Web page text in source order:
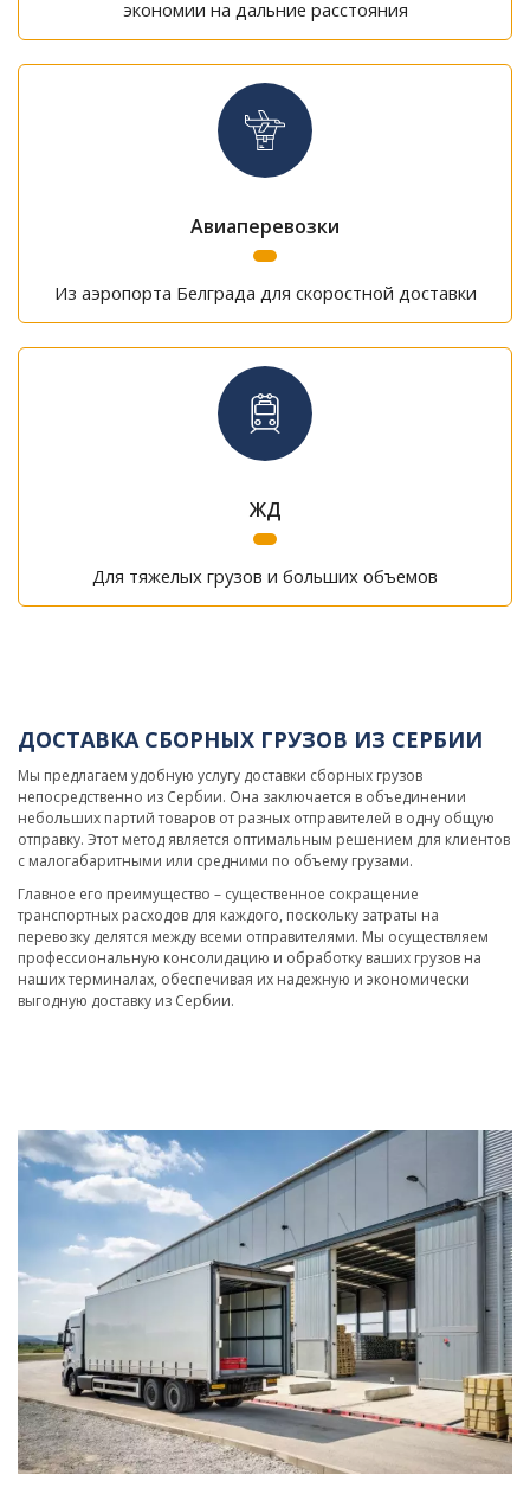
экономии на дальние расстояния
Авиаперевозки
Из аэропорта Белграда для скоростной доставки
ЖД
Для тяжелых грузов и больших объемов
ДОСТАВКА СБОРНЫХ ГРУЗОВ ИЗ СЕРБИИ
Мы предлагаем удобную услугу доставки сборных грузов
непосредственно из Сербии. Она заключается в объединении
небольших партий товаров от разных отправителей в одну общую
отправку. Этот метод является оптимальным решением для клиентов
с малогабаритными или средними по объему грузами.
Главное его преимущество – существенное сокращение
транспортных расходов для каждого, поскольку затраты на
перевозку делятся между всеми отправителями. Мы осуществляем
профессиональную консолидацию и обработку ваших грузов на
наших терминалах, обеспечивая их надежную и экономически
выгодную доставку из Сербии.